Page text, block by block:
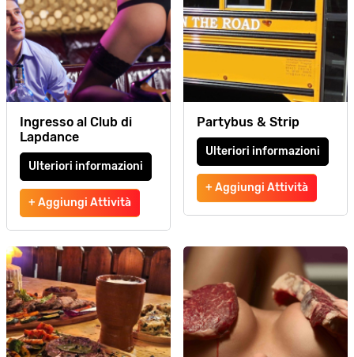
Ingresso al Club di
Lapdance
Ulteriori informazioni
+ Aggiungi Attività
Partybus & Strip
Ulteriori informazioni
+ Aggiungi Attività